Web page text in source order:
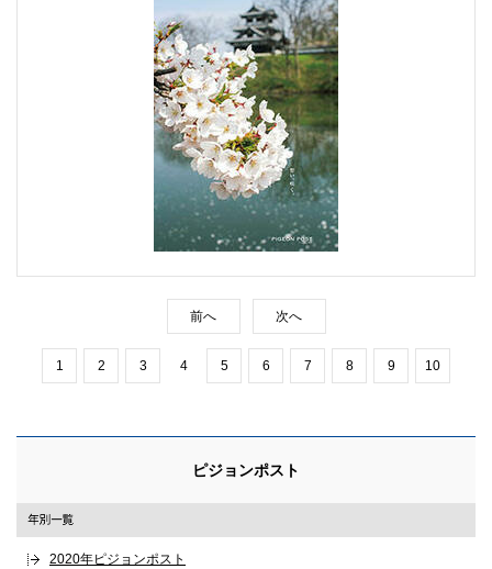
前へ
1 2 3 4 5 6 7 8 9 10
次へ
ピジョンポスト
2020年ピジョンポスト